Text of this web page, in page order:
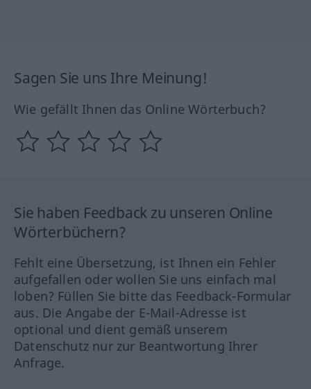
Sagen Sie uns Ihre Meinung!
Wie gefällt Ihnen das Online Wörterbuch?
Sie haben Feedback zu unseren Online
Wörterbüchern?
Fehlt eine Übersetzung, ist Ihnen ein Fehler
aufgefallen oder wollen Sie uns einfach mal
loben? Füllen Sie bitte das Feedback-Formular
aus. Die Angabe der E-Mail-Adresse ist
optional und dient gemäß unserem
Datenschutz nur zur Beantwortung Ihrer
Anfrage.